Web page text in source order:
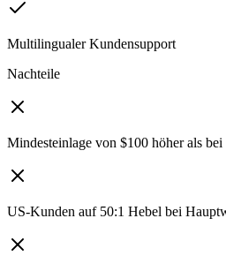
Multilingualer Kundensupport
Nachteile
Mindesteinlage von $100 höher als
US-Kunden auf 50:1 Hebel bei